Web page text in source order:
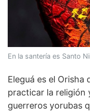
En la santería es Santo
Eleguá es el Orisha
practicar la religión
guerreros yorubas